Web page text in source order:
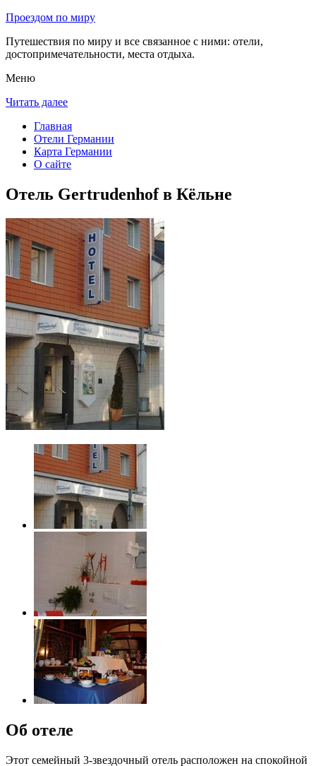
Проездом по миру
Путешествия по миру и все связанное с ними: отели,
достопримечательности, места отдыха.
Меню
Читать далее
Главная
Отели Германии
Карта Германии
О сайте
Отель Gertrudenhof в Кёльне
Об отеле
Этот семейный 3-звездочный отель расположен на спокойной